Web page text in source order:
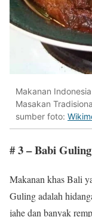
Makanan
Masakan
sumber foto:
# 3 – Babi
Makanan khas Bali
Guling adalah
jahe dan banyak